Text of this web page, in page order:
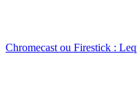
Chromecast ou Firestick :